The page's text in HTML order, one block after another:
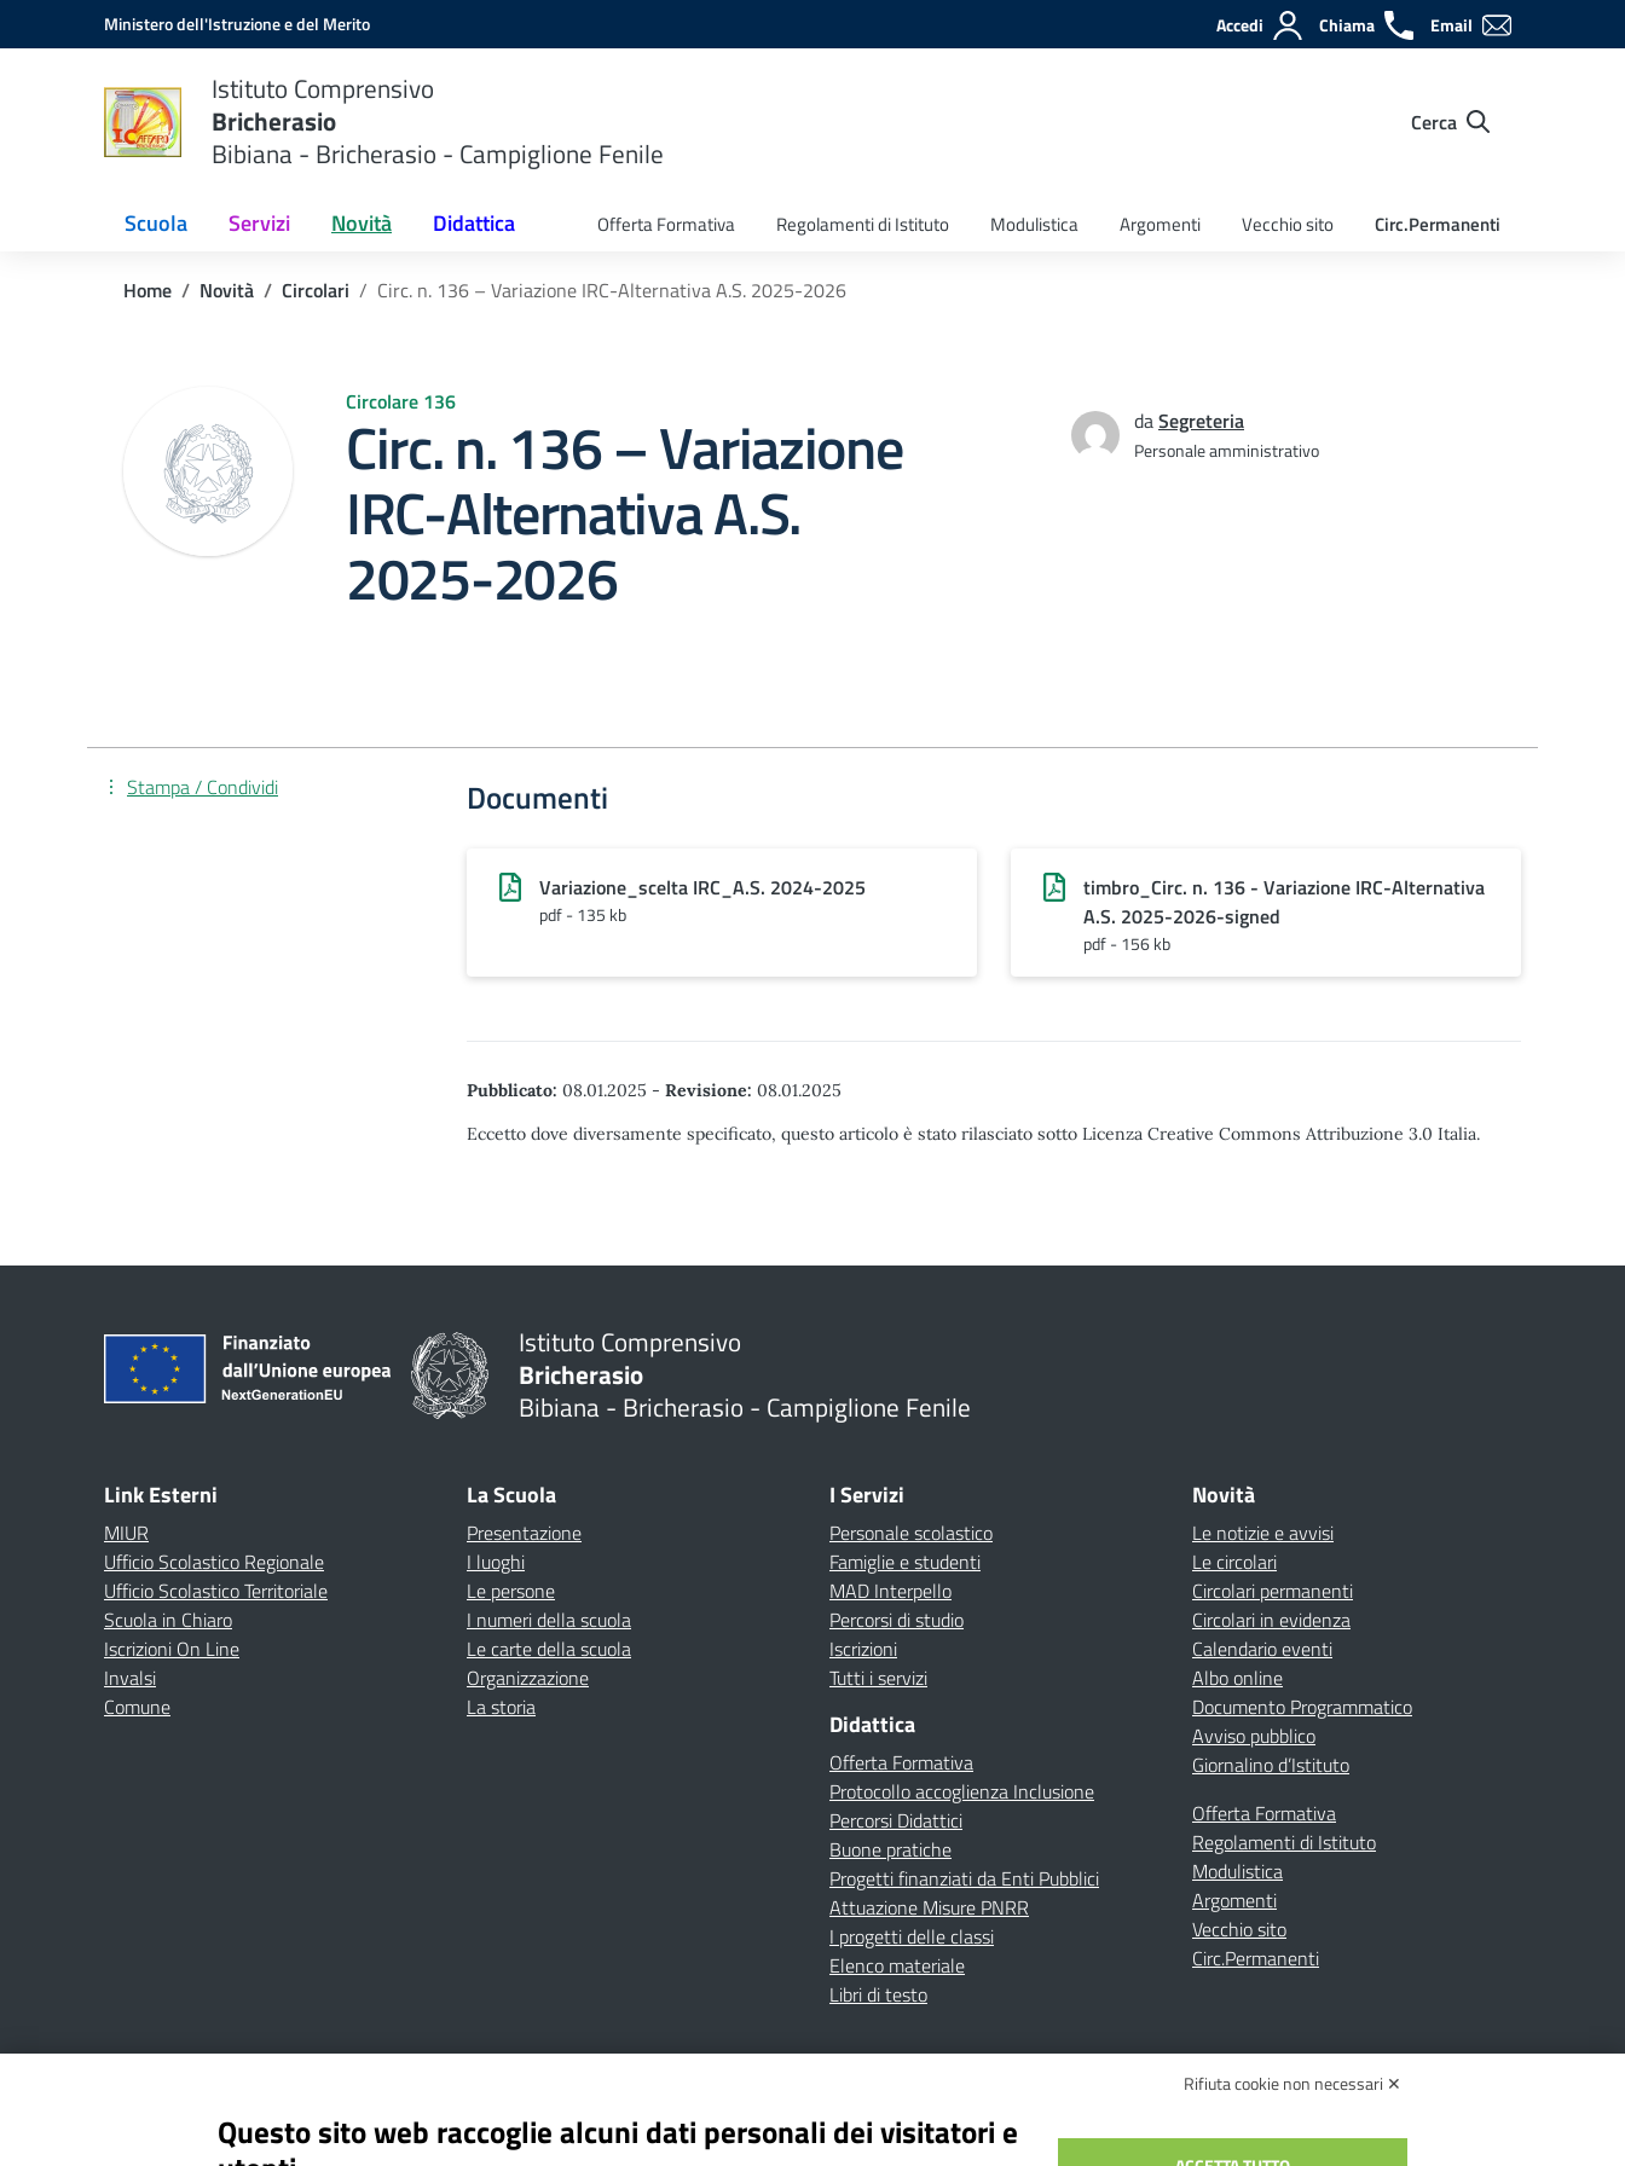
Vai ai contenuti
Vai al menu di navigazioneMinistero dell'Istruzione e del Merito Accedi Chiama Email
Istituto Comprensivo
Bricherasio
Bibiana - Bricherasio - Campiglione Fenile
Cerca
Scuola Servizi Novità Didattica Offerta Formativa Regolamenti di Istituto Modulistica Argomenti Vecchio sito Circ.Permanenti
Home Novità Circolari Circ. n. 136 – Variazione IRC-Alternativa A.S. 2025-2026
Circolare 136
Circ. n. 136 – Variazione
IRC-Alternativa A.S.
2025-2026
daSegreteria
Personale amministrativo
Documenti
Variazione_scelta IRC_A.S. 2024-2025
pdf - 135 kb
timbro_Circ. n. 136 - Variazione IRC-Alternativa
A.S. 2025-2026-signed
pdf - 156 kb
Pubblicato: 08.01.2025 - Revisione: 08.01.2025
Eccetto dove diversamente specificato, questo articolo è stato rilasciato sotto Licenza Creative Commons Attribuzione 3.0 Italia.
Stampa / Condividi
Istituto Comprensivo
Bricherasio
Bibiana - Bricherasio - Campiglione Fenile
Link Esterni
MIUR
Ufficio Scolastico Regionale
Ufficio Scolastico Territoriale
Scuola in Chiaro
Iscrizioni On Line
Invalsi
Comune
La Scuola
Presentazione
I luoghi
Le persone
I numeri della scuola
Le carte della scuola
Organizzazione
La storia
I Servizi
Personale scolastico
Famiglie e studenti
MAD Interpello
Percorsi di studio
Iscrizioni
Tutti i servizi
Didattica
Offerta Formativa
Protocollo accoglienza Inclusione
Percorsi Didattici
Buone pratiche
Progetti finanziati da Enti Pubblici
Attuazione Misure PNRR
I progetti delle classi
Elenco materiale
Libri di testo
Novità
Le notizie e avvisi
Le circolari
Circolari permanenti
Circolari in evidenza
Calendario eventi
Albo online
Documento Programmatico
Avviso pubblico
Giornalino d’Istituto
Offerta Formativa
Regolamenti di Istituto
Modulistica
Argomenti
Vecchio sito
Circ.Permanenti
Amministrazione TrasparenteAlbo onlinePrivacy PolicyDichiarazione di accessibilitàContattiNote Legali
Rifiuta cookie non necessari ✕
Questo sito web raccoglie alcuni dati personali dei visitatori e